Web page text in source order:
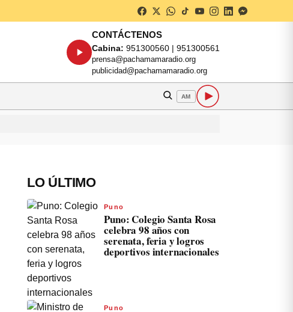
CONTÁCTENOS
Cabina: 951300560 | 951300561
prensa@pachamamaradio.org
publicidad@pachamamaradio.org
AM
LO ÚLTIMO
Puno
Puno: Colegio Santa Rosa
celebra 98 años con
serenata, feria y logros
deportivos internacionales
Puno